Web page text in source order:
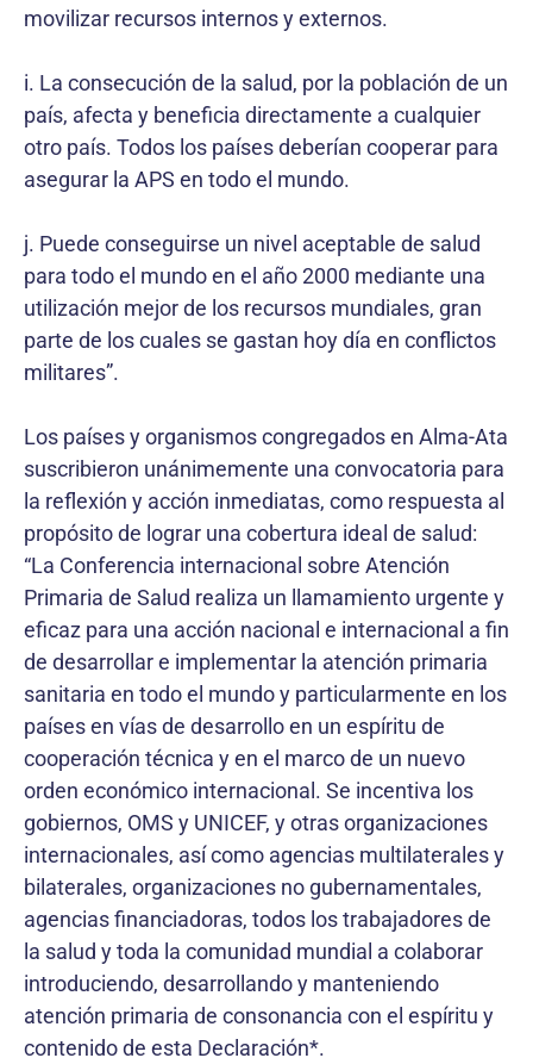
movilizar recursos internos y externos.
i. La consecución de la salud, por la población de un
país, afecta y beneficia directamente a cualquier
otro país. Todos los países deberían cooperar para
asegurar la APS en todo el mundo.
j. Puede conseguirse un nivel aceptable de salud
para todo el mundo en el año 2000 mediante una
utilización mejor de los recursos mundiales, gran
parte de los cuales se gastan hoy día en conflictos
militares”.
Los países y organismos congregados en Alma-Ata
suscribieron unánimemente una convocatoria para
la reflexión y acción inmediatas, como respuesta al
propósito de lograr una cobertura ideal de salud:
“La Conferencia internacional sobre Atención
Primaria de Salud realiza un llamamiento urgente y
eficaz para una acción nacional e internacional a fin
de desarrollar e implementar la atención primaria
sanitaria en todo el mundo y particularmente en los
países en vías de desarrollo en un espíritu de
cooperación técnica y en el marco de un nuevo
orden económico internacional. Se incentiva los
gobiernos, OMS y UNICEF, y otras organizaciones
internacionales, así como agencias multilaterales y
bilaterales, organizaciones no gubernamentales,
agencias financiadoras, todos los trabajadores de
la salud y toda la comunidad mundial a colaborar
introduciendo, desarrollando y manteniendo
atención primaria de consonancia con el espíritu y
contenido de esta Declaración*.